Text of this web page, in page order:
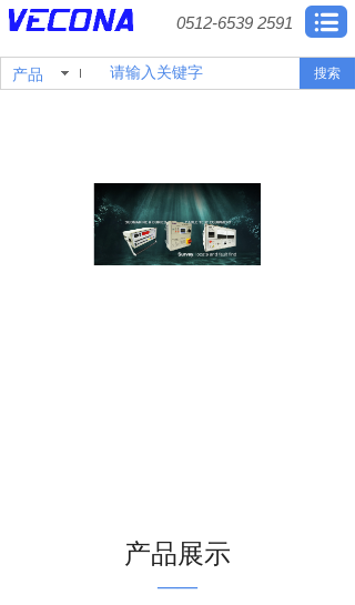
产品展示
——
产品 搜索
0512-6539 2591